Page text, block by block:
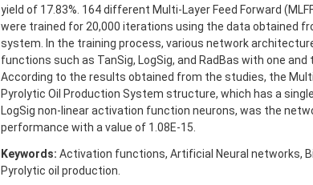
yield of 17.83%. 164 different Multi-Layer Feed Forward
were trained for 20,000 iterations using the data obtained
system. In the training process, various network
functions such as TanSig, LogSig, and RadBas with one and
According to the results obtained from the studies, the
Pyrolytic Oil Production System structure, which has a
LogSig non-linear activation function neurons, was the
performance with a value of 1.08E-15.
Keywords: Activation functions, Artificial Neural networks,
Pyrolytic oil production.